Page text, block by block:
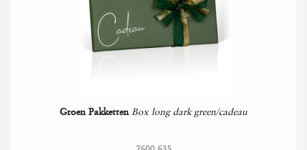
Groen Pakketten Box long dark green/cadeau